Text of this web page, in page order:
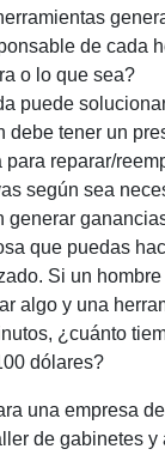
de cada
o lo que sea?
puede
debe tener un
para reparar/
según sea
generar
que puedas
Si un
algo y una
¿cuánto
dólares?
una empresa
de gabinetes y